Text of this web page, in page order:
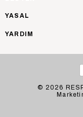
YASAL
YARDIM
© 2026